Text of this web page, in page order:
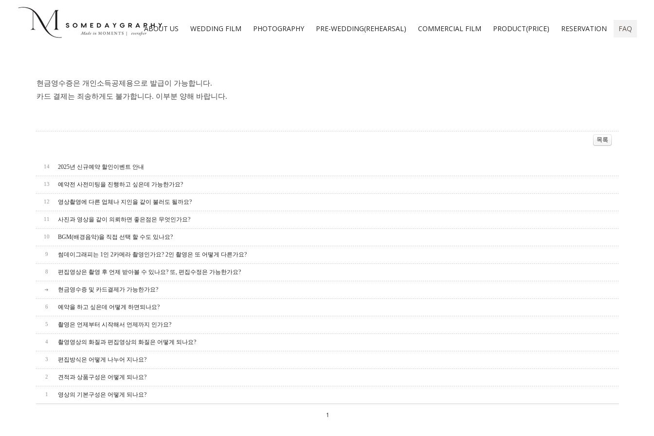
ABOUT US WEDDING FILM PHOTOGRAPHY PRE-WEDDING(REHEARSAL) COMMERCIAL FILM PRODUCT(PRICE) RESERVATION FAQ
현금영수증은 개인소득공제용으로 발급이 가능합니다.
카드 결제는 죄송하게도 불가합니다. 이부분 양해 바랍니다.
14 2025년 신규예약 할인이벤트 안내
13 예약전 사전미팅을 진행하고 싶은데 가능한가요?
12 영상촬영에 다른 업체나 지인을 같이 불러도 될까요?
11 사진과 영상을 같이 의뢰하면 좋은점은 무엇인가요?
10 BGM(배경음악)을 직접 선택 할 수도 있나요?
9 썸데이그래피는 1인 2카메라 촬영인가요? 2인 촬영은 또 어떻게 다른가요?
8 편집영상은 촬영 후 언제 받아볼 수 있나요? 또, 편집수정은 가능한가요?
현금영수증 및 카드결제가 가능한가요?
6 예약을 하고 싶은데 어떻게 하면되나요?
5 촬영은 언제부터 시작해서 언제까지 인가요?
4 촬영영상의 화질과 편집영상의 화질은 어떻게 되나요?
3 편집방식은 어떻게 나누어 지나요?
2 견적과 상품구성은 어떻게 되나요?
1 영상의 기본구성은 어떻게 되나요?
1